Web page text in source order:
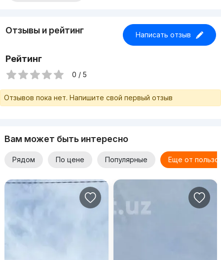
Отзывы и рейтинг Написать отзыв
Рейтинг
0 / 5
Отзывов пока нет. Напишите свой первый отзыв
Вам может быть интересно
Рядом По цене Популярные Еще от